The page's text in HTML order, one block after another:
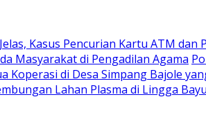
Kasus Pencurian Kartu ATM
Masyarakat di Pengadilan Agama
Koperasi di Desa Simpang Bajole
Lahan Plasma di Lingga Bayu